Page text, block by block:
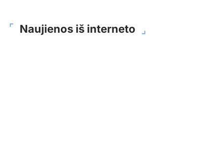
Naujienos iš interneto